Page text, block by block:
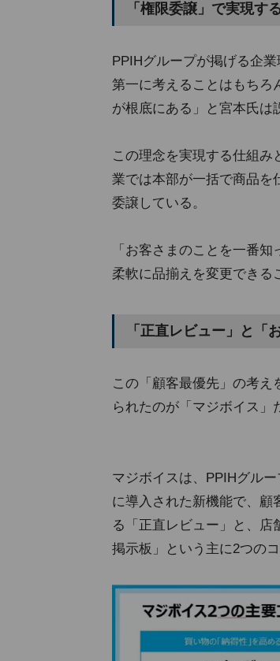
「権限委譲」で実現す
PPIHグループが掲げる企
第一に考えることはもちろ
が根底にある」と宮本氏は
この理念を実現する仕組
業では本部が一括で商品を
委譲している。
「お客さまのことを一番
柔軟に品揃えを変更できる
「正直レビュー」と「
この「顧客最優先」の考
られたのが「マジボイス」
マジボイスは、PPIHグル
に導入された新機能で、顧
る「正直レビュー」と、店
掲示板」という主に2つの